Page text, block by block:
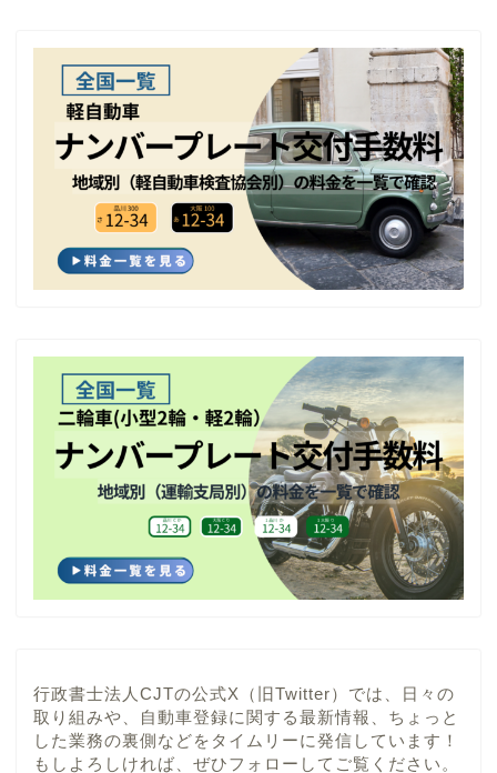
行政書士法人CJTの公式X（旧Twitter）では、日々の
取り組みや、自動車登録に関する最新情報、ちょっと
した業務の裏側などをタイムリーに発信しています！
もしよろしければ、ぜひフォローしてご覧ください。